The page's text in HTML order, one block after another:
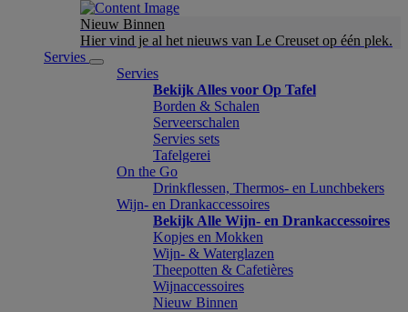
Nieuw Binnen
Hier vind je al het nieuws van Le Creuset op één plek.
Servies
Servies
Bekijk Alles voor Op Tafel
Borden & Schalen
Serveerschalen
Servies sets
Tafelgerei
On the Go
Drinkflessen, Thermos- en Lunchbekers
Wijn- en Drankaccessoires
Bekijk Alle Wijn- en Drankaccessoires
Kopjes en Mokken
Wijn- & Waterglazen
Theepotten & Cafetières
Wijnaccessoires
Nieuw Binnen